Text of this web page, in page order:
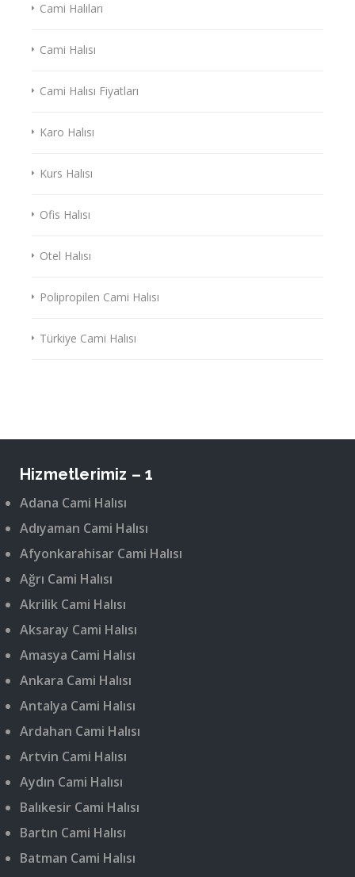
Cami Halıları
Cami Halısı
Cami Halısı Fiyatları
Karo Halısı
Kurs Halısı
Ofis Halısı
Otel Halısı
Polipropilen Cami Halısı
Türkiye Cami Halısı
Hizmetlerimiz – 1
Adana Cami Halısı
Adıyaman Cami Halısı
Afyonkarahisar Cami Halısı
Ağrı Cami Halısı
Akrilik Cami Halısı
Aksaray Cami Halısı
Amasya Cami Halısı
Ankara Cami Halısı
Antalya Cami Halısı
Ardahan Cami Halısı
Artvin Cami Halısı
Aydın Cami Halısı
Balıkesir Cami Halısı
Bartın Cami Halısı
Batman Cami Halısı